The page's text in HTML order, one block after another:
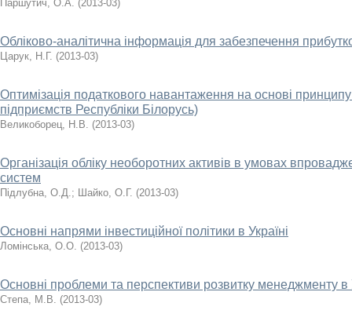
Паршутич, О.А. (2013-03)
Обліково-аналітична інформація для забезпечення
Царук, Н.Г. (2013-03)
Оптимізація податкового навантаження на основі
підприємств Республіки Білорусь)
Великоборец, Н.В. (2013-03)
Організація обліку необоротних активів в умовах
систем
Підлубна, О.Д.; Шайко, О.Г. (2013-03)
Основні напрями інвестиційної політики в Україні
Ломінська, О.О. (2013-03)
Основні проблеми та перспективи розвитку менеджменту в
Степа, М.В. (2013-03)